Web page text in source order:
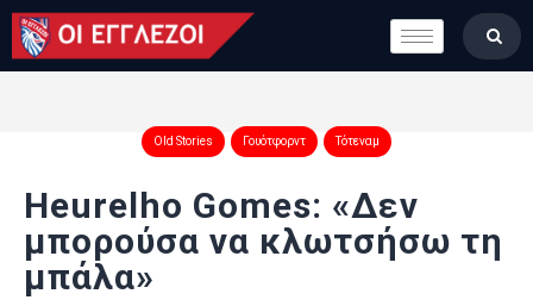
LONDON CALLING
ΚΑΤΗΓΟΡΙΕΣ
ΒΑΘΜΟΛΟΓΙΕΣ
ΟΜΑΔΕΣ
ΠΟΙΟΙ ΕΙΜΑΣΤΕ
Old Stories Γουότφορντ Τότεναμ
Heurelho Gomes: «Δεν
μπορούσα να κλωτσήσω τη
μπάλα»